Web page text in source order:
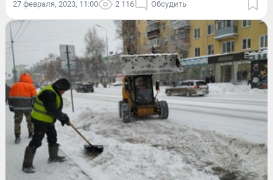
27 февраля, 2023, 11:00 2 116 Обсудить